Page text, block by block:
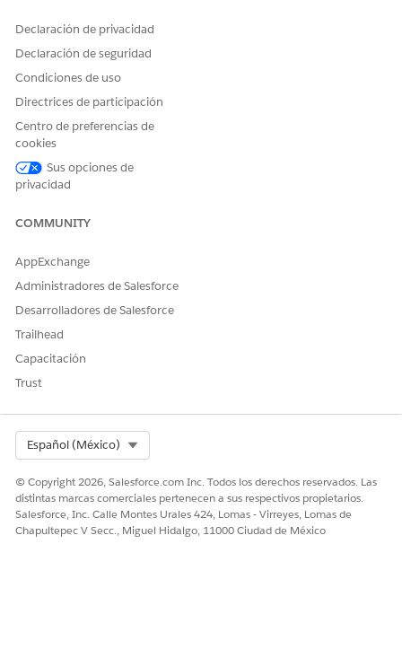
Declaración de privacidad
Declaración de seguridad
Condiciones de uso
Directrices de participación
Centro de preferencias de
cookies
Sus opciones de
privacidad
COMMUNITY
AppExchange
Administradores de Salesforce
Desarrolladores de Salesforce
Trailhead
Capacitación
Trust
Español (México)
© Copyright 2026, Salesforce.com Inc. Todos los derechos reservados. Las
distintas marcas comerciales pertenecen a sus respectivos propietarios.
Salesforce, Inc. Calle Montes Urales 424, Lomas - Virreyes, Lomas de
Chapultepec V Secc., Miguel Hidalgo, 11000 Ciudad de México